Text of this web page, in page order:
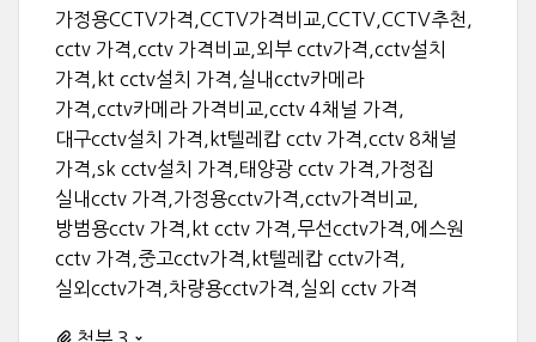
가정용CCTV가격,CCTV가격비교,CCTV,CCTV추천,
cctv 가격,cctv 가격비교,외부 cctv가격,cctv설치
가격,kt cctv설치 가격,실내cctv카메라
가격,cctv카메라 가격비교,cctv 4채널 가격,
대구cctv설치 가격,kt텔레캅 cctv 가격,cctv 8채널
가격,sk cctv설치 가격,태양광 cctv 가격,가정집
실내cctv 가격,가정용cctv가격,cctv가격비교,
방범용cctv 가격,kt cctv 가격,무선cctv가격,에스원
cctv 가격,중고cctv가격,kt텔레캅 cctv가격,
실외cctv가격,차량용cctv가격,실외 cctv 가격
첨부 3